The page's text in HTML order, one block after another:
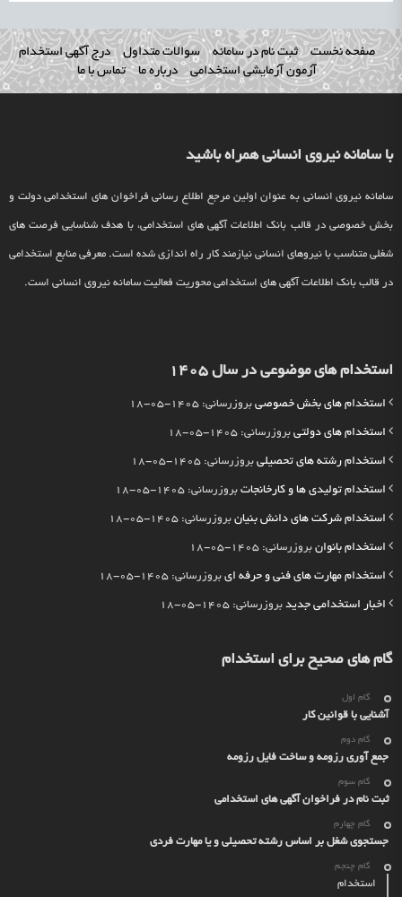
صفحه نخست ثبت نام در سامانه سوالات متداول
درج آگهی استخدام
آزمون آزمایشی استخدامی
درباره ما تماس با ما
با سامانه نیروی انسانی همراه باشید
سامانه نیروی انسانی به عنوان اولین مرجع اطلاع رسانی فراخوان های استخدامی دولت و
بخش خصوصی در قالب بانک اطلاعات آگهی های استخدامی، با هدف شناسایی فرصت های
شغلی متناسب با نیروهای انسانی نیازمند کار راه اندازی شده است. معرفی منابع استخدامی
در قالب بانک اطلاعات آگهی های استخدامی محوریت فعالیت سامانه نیروی انسانی است.
استخدام های موضوعی در سال 1405
استخدام های بخش خصوصی بروزرسانی: 1405-05-18
استخدام های دولتی بروزرسانی: 1405-05-18
استخدام رشته های تحصیلی بروزرسانی: 1405-05-18
استخدام تولیدی ها و کارخانجات بروزرسانی: 1405-05-18
استخدام شرکت های دانش بنیان بروزرسانی: 1405-05-18
استخدام بانوان بروزرسانی: 1405-05-18
استخدام مهارت های فنی و حرفه ای بروزرسانی: 1405-05-18
اخبار استخدامی جدید بروزرسانی: 1405-05-18
گام های صحیح برای استخدام
گام اول
آشنایی با قوانین کار
گام دوم
جمع آوری رزومه و ساخت فایل رزومه
گام سوم
ثبت نام در فراخوان آگهی های استخدامی
گام چهارم
جستجوی شغل بر اساس رشته تحصیلی و یا مهارت فردی
گام چنجم
استخدام